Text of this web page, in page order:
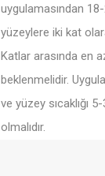
uygulamasından
yüzeylere iki kat
Katlar arasında en
beklenmelidir.
ve yüzey sıcaklığı
olmalıdır.